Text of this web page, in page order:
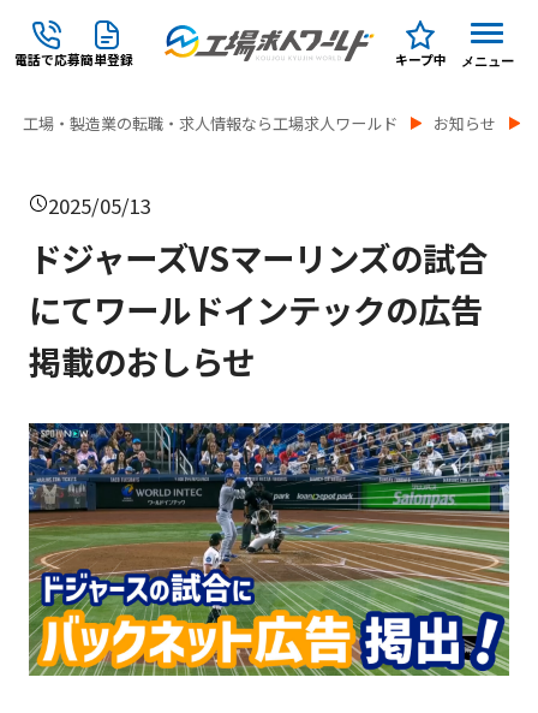
電話で応募簡単登録 キープ中 メニュー
工場・製造業の転職・求人情報なら工場求人ワールド お知らせ
2025/05/13
ドジャーズVSマーリンズの試合
にてワールドインテックの広告
掲載のおしらせ